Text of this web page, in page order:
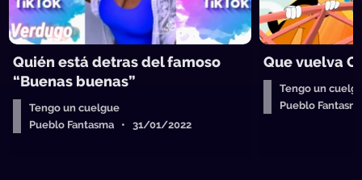
Quién está detras del famoso
“Buenas buenas”
Tengo un cuelgue
Pueblo Fantasma • 31/01/2022
Que vuelva
Tengo un
Pueblo